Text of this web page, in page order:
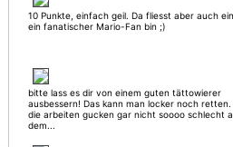
10 Punkte, einfach geil. Da fliesst aber auch
ein fanatischer Mario-Fan bin ;)
bitte lass es dir von einem guten tättowierer
ausbessern! Das kann man locker noch retten.
die arbeiten gucken gar nicht soooo schlecht
dem...